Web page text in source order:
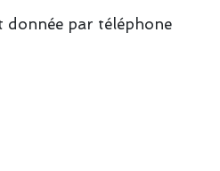
par téléphone